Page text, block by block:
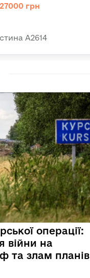
грн
А2614
операції:
війни на
та злам планів